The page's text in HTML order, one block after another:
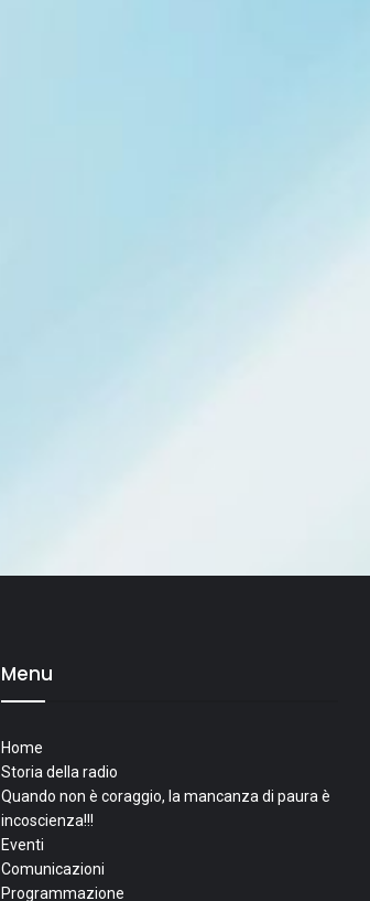
Menu
Home
Storia della radio
Quando non è coraggio, la mancanza di paura è
incoscienza!!!
Eventi
Comunicazioni
Programmazione